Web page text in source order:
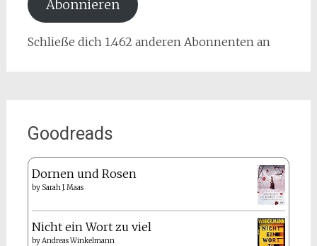
Abonnieren
Schließe dich 1.462 anderen Abonnenten an
Goodreads
Dornen und Rosen
by Sarah J. Maas
Nicht ein Wort zu viel
byAndreas Winkelmann